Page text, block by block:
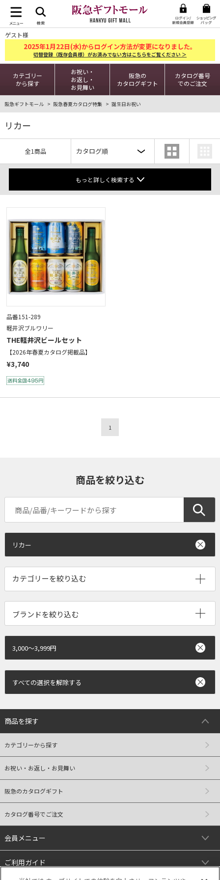
ゲスト様
2025年1月22日(水)からログイン方法が変更になりました。
切替登録（既存会員様）がお済みでない方はこちらをご覧ください ＞
カテゴリー
から探す
お祝い・
お返し・
お見舞い
阪急の
カタログギフト
カタログ番号
でのご注文
阪急ギフトモール 阪急春夏カタログ特集 誕生日お祝い
リカー
全1商品
もっと詳しく検索する
品番151-289
軽井沢ブルワリー
THE軽井沢ビールセット
【2026年春夏カタログ掲載品】
¥3,740
1
商品を絞り込む
リカー
ブランドを絞り込む
3,000～3,999円
すべての選択を解除する
商品を探す
カテゴリーから探す
お祝い・お返し・お見舞い
阪急のカタログギフト
カタログ番号でご注文
会員メニュー
ご利用ガイド